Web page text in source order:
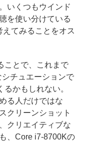
いくつもウインド
を使い分けている
てみることをオス
ことで、これまで
チュエーションで
かもしれない。
る人だけではな
クリーンショット
クリエイティブな
、Core i7-8700Kの